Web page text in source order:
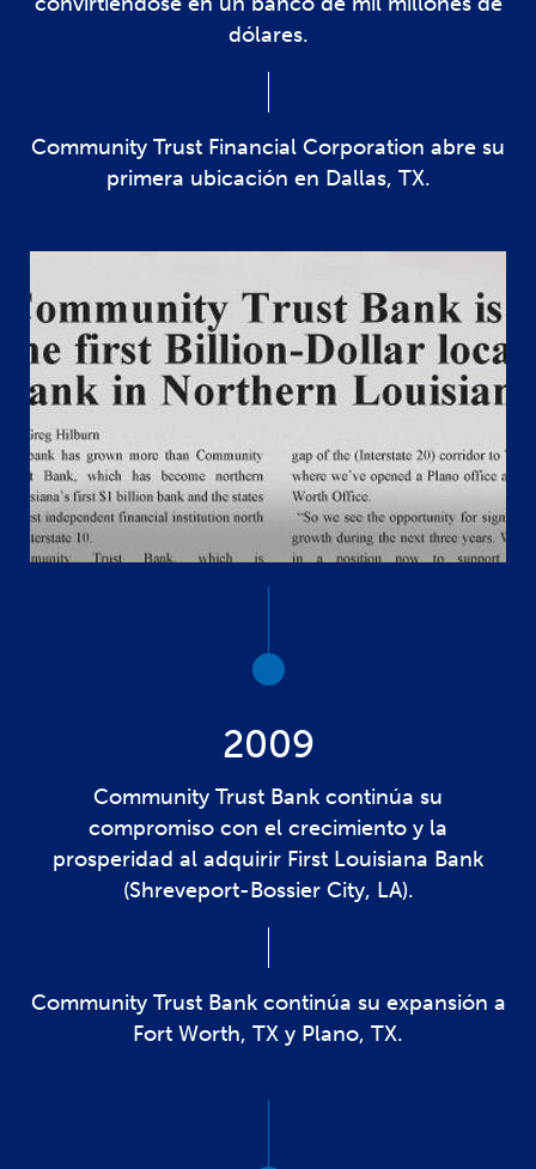
dólares.
Community Trust Financial Corporation abre su
primera ubicación en Dallas, TX.
2009
Community Trust Bank continúa su
compromiso con el crecimiento y la
prosperidad al adquirir First Louisiana Bank
(Shreveport-Bossier City, LA).
Community Trust Bank continúa su expansión a
Fort Worth, TX y Plano, TX.